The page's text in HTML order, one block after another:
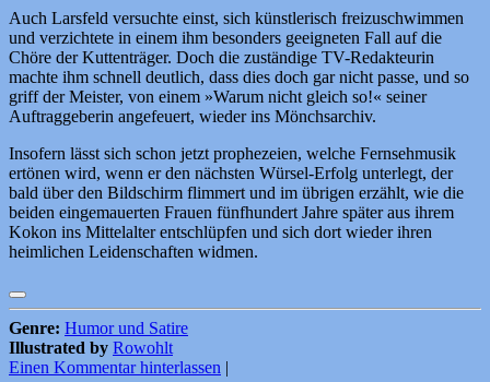
Auch Larsfeld versuchte einst, sich künstlerisch freizuschwimmen
und verzichtete in einem ihm besonders geeigneten Fall auf die
Chöre der Kuttenträger. Doch die zuständige TV-Redakteurin
machte ihm schnell deutlich, dass dies doch gar nicht passe, und so
griff der Meister, von einem »Warum nicht gleich so!« seiner
Auftraggeberin angefeuert, wieder ins Mönchsarchiv.
Insofern lässt sich schon jetzt prophezeien, welche Fernsehmusik
ertönen wird, wenn er den nächsten Würsel-Erfolg unterlegt, der
bald über den Bildschirm flimmert und im übrigen erzählt, wie die
beiden eingemauerten Frauen fünfhundert Jahre später aus ihrem
Kokon ins Mittelalter entschlüpfen und sich dort wieder ihren
heimlichen Leidenschaften widmen.
Genre: Humor und Satire
Illustrated by Rowohlt
Einen Kommentar hinterlassen |